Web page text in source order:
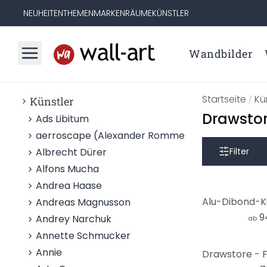
NEUHEITENTHEMENMARKENRÄUMEKÜNSTLER
Wandbilder
Künstler
Ads Libitum
aerroscape (Alexander Rommel)
Albrecht Dürer
Alfons Mucha
Andrea Haase
Andreas Magnusson
Andrey Narchuk
Annette Schmucker
Annie
Startseite /
Filter
ab